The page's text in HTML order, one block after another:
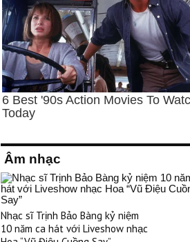
Âm nhạc
Nhạc sĩ Trịnh Bảo Bàng kỷ niệm
10 năm ca hát với Liveshow nhạc